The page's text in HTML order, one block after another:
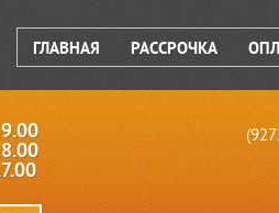
ГЛАВНАЯ РАССРОЧКА